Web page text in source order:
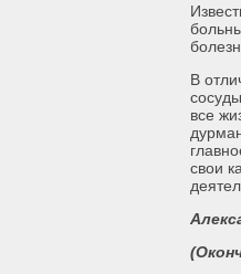
В
все
свои